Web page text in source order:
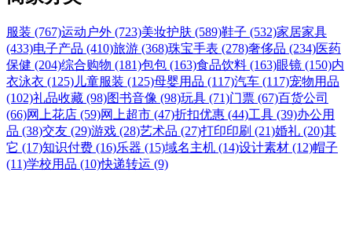
服装 (767)运动户外 (723)美妆护肤 (589)鞋子 (532)家居家具
(433)电子产品 (410)旅游 (368)珠宝手表 (278)奢侈品 (234)医药
保健 (204)综合购物 (181)包包 (163)食品饮料 (163)眼镜 (150)内
衣泳衣 (125) 儿童服装 (125)母婴用品 (117)汽车 (117)宠物用品
(102)礼品收藏 (98)图书音像 (98)玩具 (71)门票 (67)百货公司
(66)网上花店 (59)网上超市 (47)折扣优惠 (44)工具 (39)办公用
品 (38)交友 (29)游戏 (28)艺术品 (27)打印印刷 (21)婚礼 (20)其
它 (17)知识付费 (16)乐器 (15)域名主机 (14)设计素材 (12)帽子
(11)学校用品 (10)快递转运 (9)